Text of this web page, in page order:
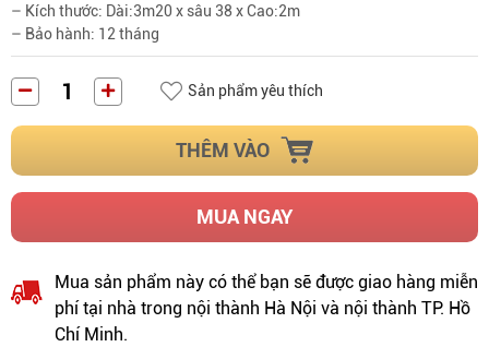
– Kích thước: Dài:3m20 x sâu 38 x Cao:2m
– Bảo hành: 12 tháng
Sản phẩm yêu thích
THÊM VÀO
MUA NGAY
Mua sản phẩm này có thể bạn sẽ được giao hàng miễn
phí tại nhà trong nội thành Hà Nội và nội thành TP. Hồ
Chí Minh.